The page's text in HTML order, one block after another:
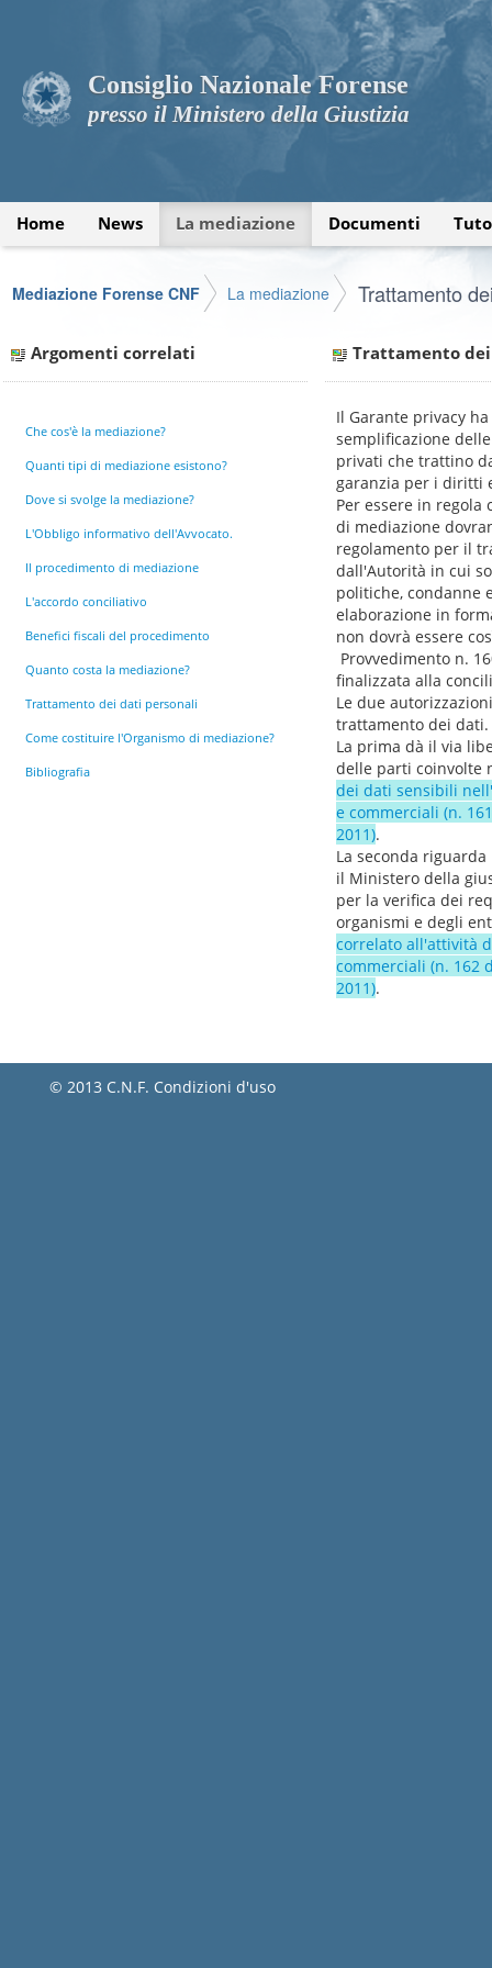
Consiglio Nazionale Forense
presso il Ministero della Giustizia
Home News La mediazione Documenti
Mediazione Forense CNF La mediazione Trattamento
Argomenti correlati
Che cos'è la mediazione?
Quanti tipi di mediazione esistono?
Dove si svolge la mediazione?
L'Obbligo informativo dell'Avvocato.
Il procedimento di mediazione
L'accordo conciliativo
Benefici fiscali del procedimento
Quanto costa la mediazione?
Trattamento dei dati personali
Come costituire l'Organismo di mediazione?
Bibliografia
Trattamento
Il Garante privacy
semplificazione
privati che trattino
garanzia per i diritti
Per essere in
di mediazione
regolamento per il
dall'Autorità in cui
politiche, condanne
elaborazione in
non dovrà essere
Provvedimento n.
finalizzata alla
Le due
trattamento dei dati.
La prima dà il via
delle parti coinvolte
dei dati sensibili
e commerciali (n.
2011).
La seconda
il Ministero della
per la verifica dei
organismi e degli
correlato all'attività
commerciali (n. 162
2011).
© 2013 C.N.F. Condizioni d'uso